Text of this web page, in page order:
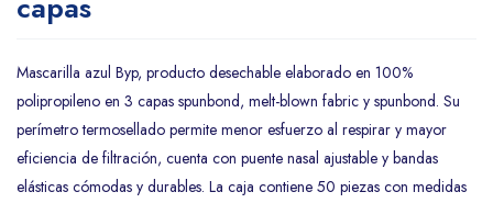
Mascarilla azul Byp, producto desechable elaborado en 100%
polipropileno en 3 capas spunbond, melt-blown fabric y spunbond. Su
perímetro termosellado permite menor esfuerzo al respirar y mayor
eficiencia de filtración, cuenta con puente nasal ajustable y bandas
elásticas cómodas y durables. La caja contiene 50 piezas con medidas